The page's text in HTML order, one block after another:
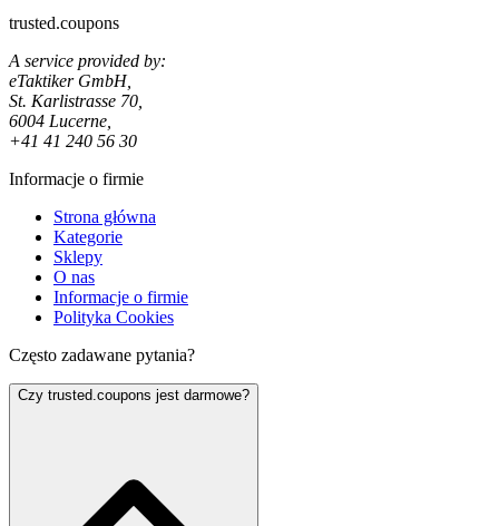
trusted.coupons
A service provided by:
eTaktiker GmbH,
St. Karlistrasse 70,
6004 Lucerne,
+41 41 240 56 30
Informacje o firmie
Strona główna
Kategorie
Sklepy
O nas
Informacje o firmie
Polityka Cookies
Często zadawane pytania?
Czy trusted.coupons jest darmowe?